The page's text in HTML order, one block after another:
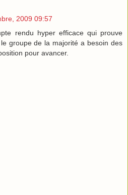
2009 09:57
rendu hyper efficace qui prouve
groupe de la majorité a besoin des
pour avancer.